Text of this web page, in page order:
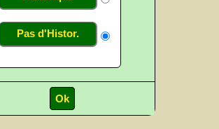
Pas d'Histor.